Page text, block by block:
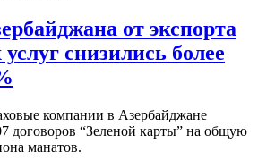
от экспорта
снизились более
компании в Азербайджане
договоров “Зеленой карты” на общую
манатов.